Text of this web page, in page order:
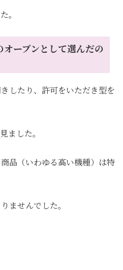
。
ーブンとして選んだの
したり、許可をいただき型を
ました。
品（いわゆる高い機種）は特
ませんでした。